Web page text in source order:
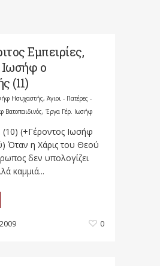
Εμπειρίες,
ο
(11)
Ησυχαστής, Άγιοι - Πατέρες -
Βατοπαιδινός, Έργα Γέρ. Ιωσήφ
(10) (+Γέροντος Ιωσήφ
Όταν η Χάρις του Θεού
δεν υπολογίζει
καμμιά...
0